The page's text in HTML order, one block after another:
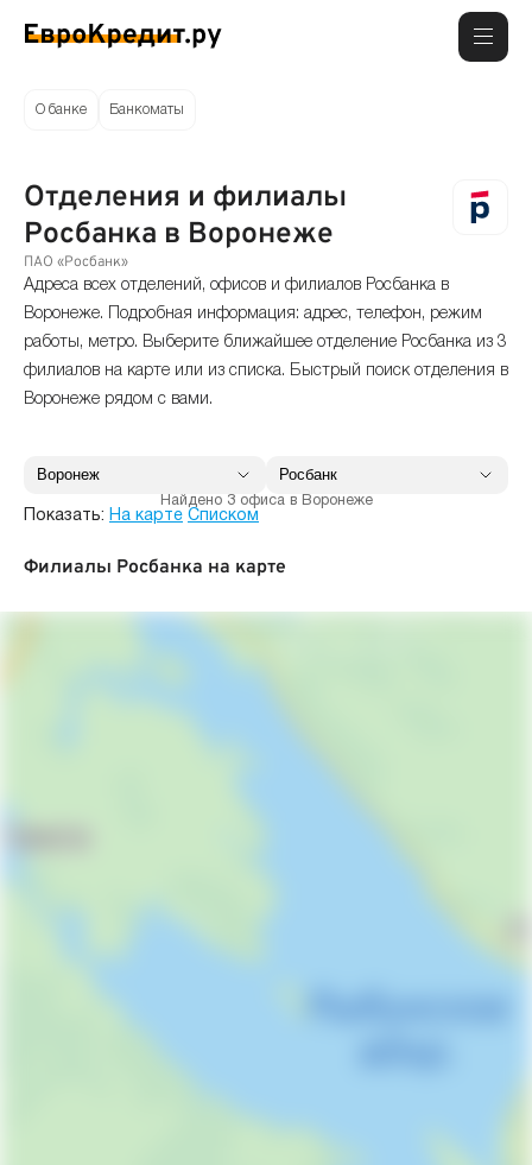
О банке Банкоматы
Отделения и филиалы
Росбанка в Воронеже
ПАО «Росбанк»
Адреса всех отделений, офисов и филиалов Росбанка в
Воронеже. Подробная информация: адрес, телефон, режим
работы, метро. Выберите ближайшее отделение Росбанка из 3
филиалов на карте или из списка. Быстрый поиск отделения в
Воронеже рядом с вами.
Найдено 3 офиса в Воронеже
Показать: На карте Списком
Филиалы Росбанка на карте